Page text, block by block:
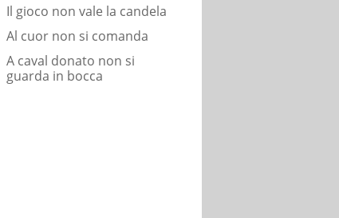
Il gioco non vale la candela
Al cuor non si comanda
A caval donato non si
guarda in bocca